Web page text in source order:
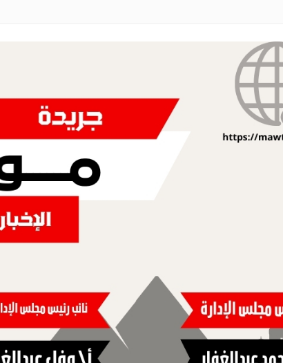
السماد بعد الحصاد جريمة إدارية من يحاسب من أفسد الموسم
الشيخ عبدالله البعيجان في خطبة الجمعة من المسجد النبوي يوصي المسلمين بتقوى الله فهي مفتاح
كل خير وأساس كل سعادة
أمانة جدة تضبط لحومًا فاسدة وتتعقب البيع العشوائي بنطاق بريمان